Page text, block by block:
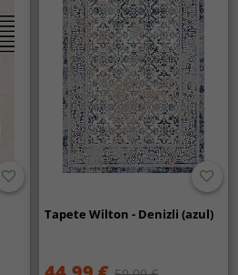
Tapete Wilton - Denizli (azul)